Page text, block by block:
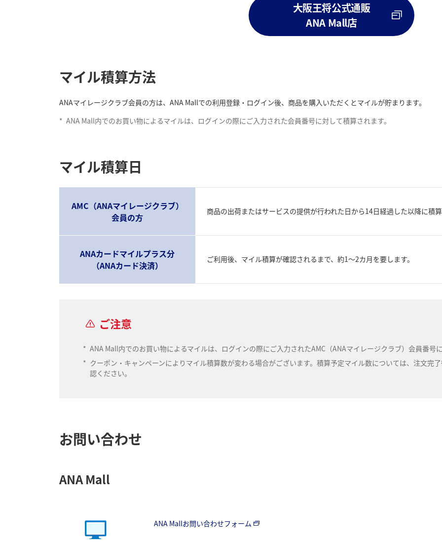
大阪王将公式通販
ANA Mall店
マイル積算方法
ANAマイレージクラブ会員の方は、ANA Mallでの利用登録・ログイン後、商品を購入いただくとマイルが貯まります。
* ANA Mall内でのお買い物によるマイルは、ログインの際にご入力された会員番号に対して積算されます。
マイル積算日
AMC（ANAマイレージクラブ）
会員の方
商品の出荷またはサービスの提供が行われた日から14日経過した以降に積算
ANAカードマイルプラス分
（ANAカード決済）
ご利用後、マイル積算が確認されるまで、約1～2カ月を要します。
ご注意
* ANA Mall内でのお買い物によるマイルは、ログインの際にご入力されたAMC（ANAマイレージクラブ）会員番号
* クーポン・キャンペーンによりマイル積算数が変わる場合がございます。積算予定マイル数については、注文完
認ください。
お問い合わせ
ANA Mall
ANA Mallお問い合わせフォーム